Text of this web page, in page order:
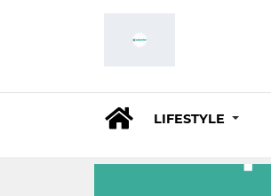
LIFESTYLE